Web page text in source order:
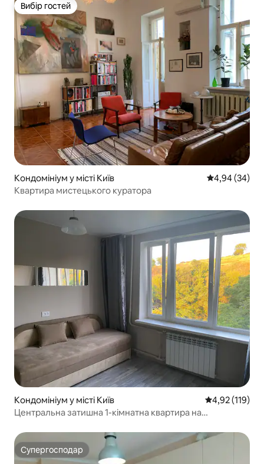
Вибір гостей
Вибір гостей
Кондомініум у місті Київ Середня
4,94 (34)
Квартира мистецького куратора
Кондомініум у місті Київ Середня
4,92 (119)
Центральна затишна 1-кімнатна квартира на
Супергосподар
Супергосподар